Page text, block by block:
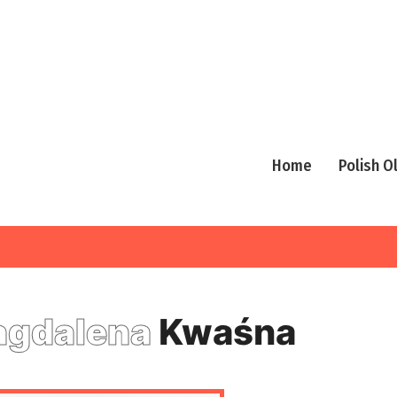
Home Polish
Kwaśna